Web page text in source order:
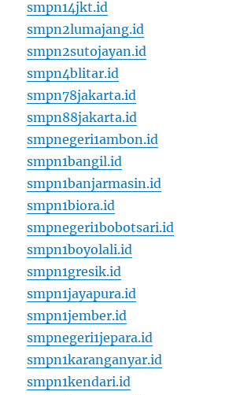
smpn14jkt.id
smpn2lumajang.id
smpn2sutojayan.id
smpn4blitar.id
smpn78jakarta.id
smpn88jakarta.id
smpnegeri1ambon.id
smpn1bangil.id
smpn1banjarmasin.id
smpn1biora.id
smpnegeri1bobotsari.id
smpn1boyolali.id
smpn1gresik.id
smpn1jayapura.id
smpn1jember.id
smpnegeri1jepara.id
smpn1karanganyar.id
smpn1kendari.id